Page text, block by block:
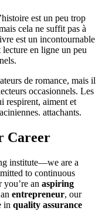
est un peu trop
cela ne suffit pas à
est un incontournable
en ligne un peu
de romance, mais il
occasionnels. Les
respirent, aiment et
attachants.
Career
institute—we are a
to continuous
an aspiring
entrepreneur, our
in quality assurance